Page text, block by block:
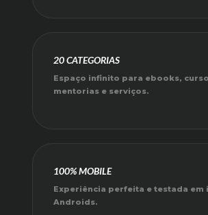
20 CATEGORIAS
Espaço infinito para ebooks,
mentorias e serviços.
100% MOBILE
Experiência perfeita e testada em
Androids.